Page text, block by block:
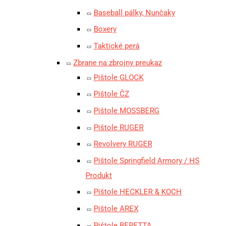
Baseball pálky, Nunčaky
Boxery
Taktické perá
Zbrane na zbrojny preukaz
Pištole GLOCK
Pištole ČZ
Pištole MOSSBERG
Pištole RUGER
Revolvery RUGER
Pištole Springfield Armory / HS
Produkt
Pištole HECKLER & KOCH
Pištole AREX